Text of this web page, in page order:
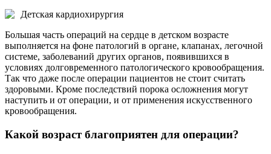
Детская кардиохирургия
Большая часть операций на сердце в детском возрасте
выполняется на фоне патологий в органе, клапанах, легочной
системе, заболеваний других органов, появившихся в
условиях долговременного патологического кровообращения.
Так что даже после операции пациентов не стоит считать
здоровыми. Кроме последствий порока осложнения могут
наступить и от операции, и от применения искусственного
кровообращения.
Какой возраст благоприятен для операции?